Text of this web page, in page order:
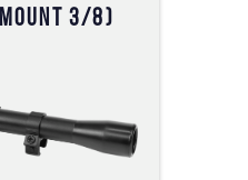
3/8)